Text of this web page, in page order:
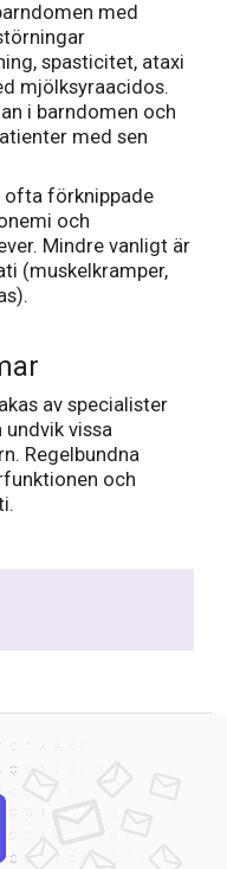
med
spasticitet, ataxi
mjölksyraacidos.
i barndomen och
med sen
ofta förknippade
och
Mindre vanligt är
(muskelkramper,
av specialister
vissa
Regelbundna
och